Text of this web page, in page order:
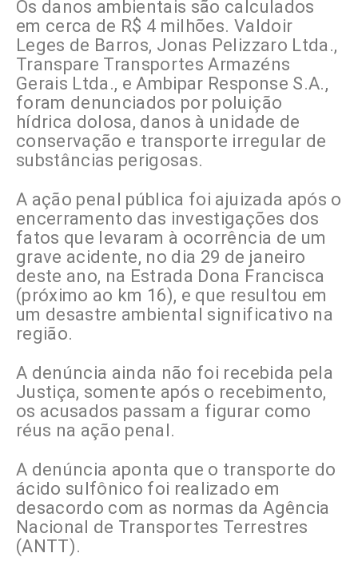
Os danos ambientais são calculados
em cerca de R$ 4 milhões. Valdoir
Leges de Barros, Jonas Pelizzaro Ltda.,
Transpare Transportes Armazéns
Gerais Ltda., e Ambipar Response S.A.,
foram denunciados por poluição
hídrica dolosa, danos à unidade de
conservação e transporte irregular de
substâncias perigosas.
A ação penal pública foi ajuizada após o
encerramento das investigações dos
fatos que levaram à ocorrência de um
grave acidente, no dia 29 de janeiro
deste ano, na Estrada Dona Francisca
(próximo ao km 16), e que resultou em
um desastre ambiental significativo na
região.
A denúncia ainda não foi recebida pela
Justiça, somente após o recebimento,
os acusados passam a figurar como
réus na ação penal.
A denúncia aponta que o transporte do
ácido sulfônico foi realizado em
desacordo com as normas da Agência
Nacional de Transportes Terrestres
(ANTT).